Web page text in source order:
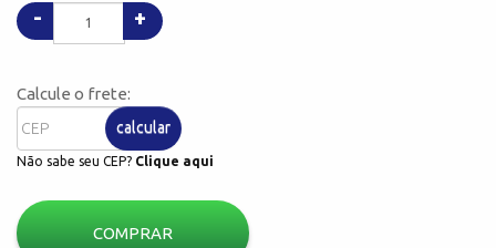
- +
Calcule o frete:
calcular
Não sabe seu CEP? Clique aqui
COMPRAR